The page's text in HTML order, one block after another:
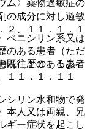
ム〉薬物過敏症の
ペニシリン系又は
のある患者（ただ
既往歴のある患者
１１．１．１１
本人又は両親、兄
ギー症状を起こし
の成分に対し過敏
２、１１．１．１
者〔１０．１参
シリン水和物で発